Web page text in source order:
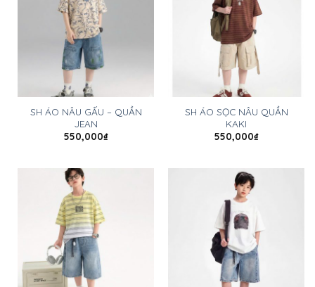
SH ÁO NÂU GẤU – QUẦN
JEAN
550,000₫
SH ÁO SỌC NÂU QUẦN
KAKI
550,000₫